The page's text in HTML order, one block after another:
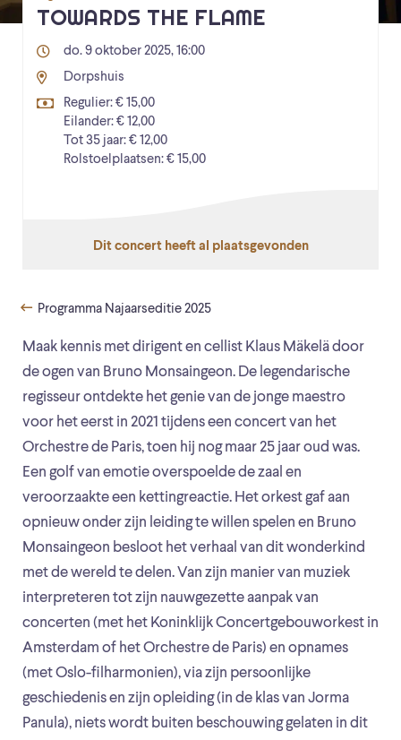
Maak kennis met dirigent en cellist Klaus Mäkelä door
de ogen van Bruno Monsaingeon. De legendarische
regisseur ontdekte het genie van de jonge maestro
voor het eerst in 2021 tijdens een concert van het
Orchestre de Paris, toen hij nog maar 25 jaar oud was.
Een golf van emotie overspoelde de zaal en
veroorzaakte een kettingreactie. Het orkest gaf aan
opnieuw onder zijn leiding te willen spelen en Bruno
Monsaingeon besloot het verhaal van dit wonderkind
met de wereld te delen. Van zijn manier van muziek
interpreteren tot zijn nauwgezette aanpak van
concerten (met het Koninklijk Concertgebouworkest in
Amsterdam of het Orchestre de Paris) en opnames
(met Oslo-filharmonien), via zijn persoonlijke
geschiedenis en zijn opleiding (in de klas van Jorma
Panula), niets wordt buiten beschouwing gelaten in dit
TOWARDS THE FLAME
do. 9 oktober 2025, 16:00
Dorpshuis
Regulier: € 15,00
Eilander: € 12,00
Tot 35 jaar: € 12,00
Rolstoelplaatsen: € 15,00
Dit concert heeft al plaatsgevonden
Programma Najaarseditie 2025